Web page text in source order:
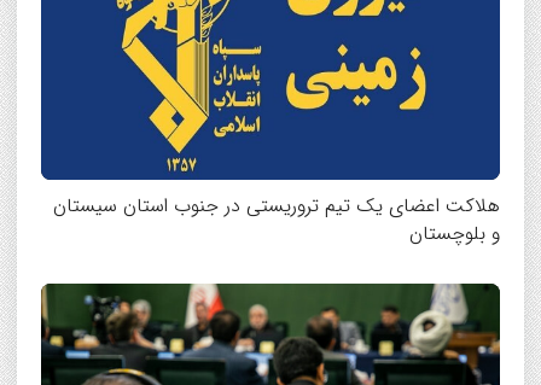
هلاکت اعضای یک تیم تروریستی در جنوب استان سیستان
و بلوچستان